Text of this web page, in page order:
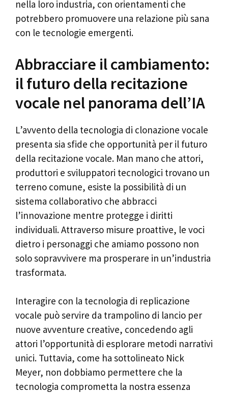
nella loro industria, con orientamenti che
potrebbero promuovere una relazione più sana
con le tecnologie emergenti.
Abbracciare il cambiamento:
il futuro della recitazione
vocale nel panorama dell’IA
L’avvento della tecnologia di clonazione vocale
presenta sia sfide che opportunità per il futuro
della recitazione vocale. Man mano che attori,
produttori e sviluppatori tecnologici trovano un
terreno comune, esiste la possibilità di un
sistema collaborativo che abbracci
l’innovazione mentre protegge i diritti
individuali. Attraverso misure proattive, le voci
dietro i personaggi che amiamo possono non
solo sopravvivere ma prosperare in un’industria
trasformata.
Interagire con la tecnologia di replicazione
vocale può servire da trampolino di lancio per
nuove avventure creative, concedendo agli
attori l’opportunità di esplorare metodi narrativi
unici. Tuttavia, come ha sottolineato Nick
Meyer, non dobbiamo permettere che la
tecnologia comprometta la nostra essenza